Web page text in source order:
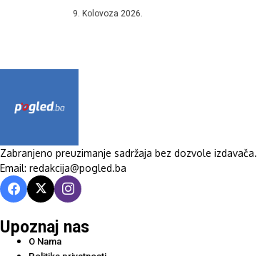
9. Kolovoza 2026.
Zabranjeno preuzimanje sadržaja bez dozvole izdavača.
Email: redakcija@pogled.ba
Upoznaj nas
O Nama